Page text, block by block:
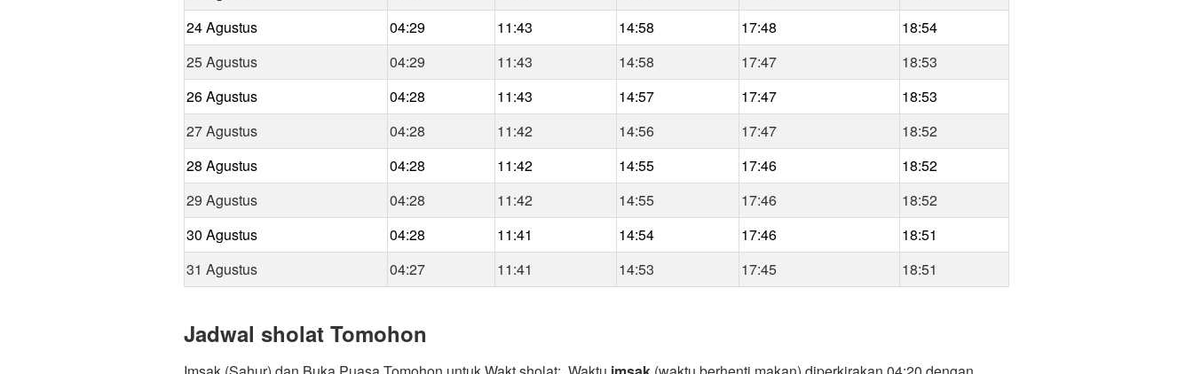
24 Agustus
04:29 11:43 14:58 17:48
18:54
25 Agustus
04:29 11:43 14:58 17:47
18:53
26 Agustus
04:28 11:43 14:57 17:47
18:53
27 Agustus
04:28 11:42 14:56 17:47
18:52
28 Agustus
04:28 11:42 14:55 17:46
18:52
29 Agustus
04:28 11:42 14:55 17:46
18:52
30 Agustus
04:28 11:41 14:54 17:46
18:51
31 Agustus
04:27 11:41 14:53 17:45 18:51
Jadwal sholat Tomohon